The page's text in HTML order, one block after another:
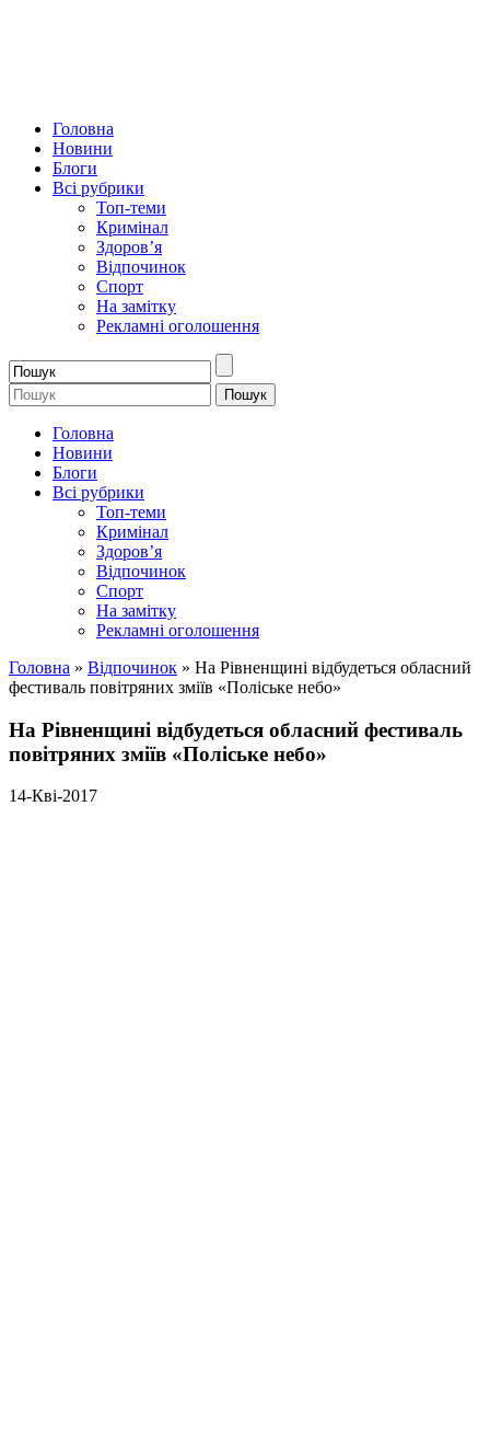
Головна
Новини
Блоги
Всі рубрики
Топ-теми
Кримінал
Здоров’я
Відпочинок
Спорт
На замітку
Рекламні оголошення
Головна
Новини
Блоги
Всі рубрики
Топ-теми
Кримінал
Здоров’я
Відпочинок
Спорт
На замітку
Рекламні оголошення
Головна » Відпочинок » На Рівненщині відбудеться обласний
фестиваль повітряних зміїв «Поліське небо»
На Рівненщині відбудеться обласний фестиваль
повітряних зміїв «Поліське небо»
14-Кві-2017